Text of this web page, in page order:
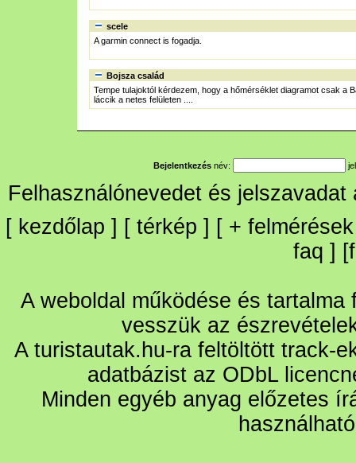
scele
A garmin connect is fogadja.
Bojsza család
Tempe tulajoktól kérdezem, hogy a hőmérséklet diagramot csak a
láccik a netes felületen ....
Bejelentkezés név:
Felhasználónevedet és
[ kezdőlap ] [ térkép ] [ + felmérések
faq ] [
A weboldal működése és
vesszük az
A turistautak.hu-ra feltöltött track-
adatbázist az ODbL
Minden egyéb anyag előzetes